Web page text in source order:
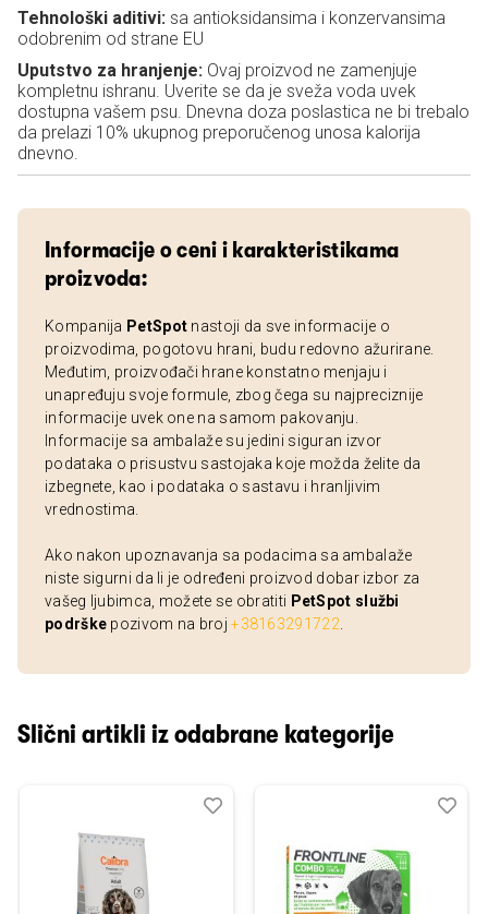
Tehnološki aditivi: sa antioksidansima i konzervansima
odobrenim od strane EU
Uputstvo za hranjenje: Ovaj proizvod ne zamenjuje
kompletnu ishranu. Uverite se da je sveža voda uvek
dostupna vašem psu. Dnevna doza poslastica ne bi trebalo
da prelazi 10% ukupnog preporučenog unosa kalorija
dnevno.
Informacije o ceni i karakteristikama
proizvoda:
Kompanija PetSpot nastoji da sve informacije o
proizvodima, pogotovu hrani, budu redovno ažurirane.
Međutim, proizvođači hrane konstatno menjaju i
unapređuju svoje formule, zbog čega su najpreciznije
informacije uvek one na samom pakovanju.
Informacije sa ambalaže su jedini siguran izvor
podataka o prisustvu sastojaka koje možda želite da
izbegnete, kao i podataka o sastavu i hranljivim
vrednostima.
Ako nakon upoznavanja sa podacima sa ambalaže
niste sigurni da li je određeni proizvod dobar izbor za
vašeg ljubimca, možete se obratiti PetSpot službi
podrške pozivom na broj+38163291722
Slični artikli iz odabrane kategorije
Dodaj
Uporedi